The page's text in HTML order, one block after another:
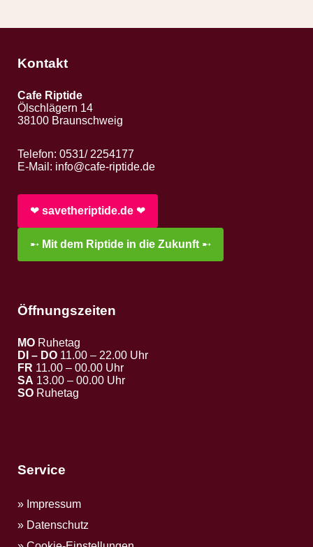
Kontakt
Cafe Riptide
Ölschlägern 14
38100 Braunschweig
Telefon: 0531/ 2254177
E-Mail: info@cafe-riptide.de
❤︎ savetheriptide.de ❤︎
➸ Mit dem Riptide in die Zukunft ➸
Öffnungszeiten
MO Ruhetag
DI – DO 11.00 – 22.00 Uhr
FR 11.00 – 00.00 Uhr
SA 13.00 – 00.00 Uhr
SO Ruhetag
Service
Impressum
Datenschutz